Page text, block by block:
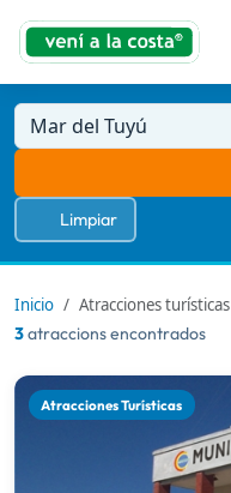
Mar del Tuyú
Limpiar
Inicio
Atracciones turísticas
3atraccions encontrados
Atracciones Turísticas